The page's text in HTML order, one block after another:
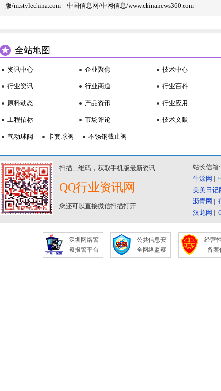
版/m.stylechina.com | 中国信息网/中网信息/www.chinanews360.com |
全站地图
资讯中心
行业资讯
原料动态
工程招标
企业聚焦
行业商道
产品资讯
市场评论
技术中心
行业百科
行业应用
技术文献
气动球阀 卡套球阀 不锈钢截止阀
扫描二维码，获取手机版最新资讯
QQ行业资讯网
您还可以直接微信扫描打开
站长信箱
牛涂网 |
美美日记
沥青网 |
汉龙网 |
深圳网络警
察报警平台
公共信息安
全网络监察
经营
备案